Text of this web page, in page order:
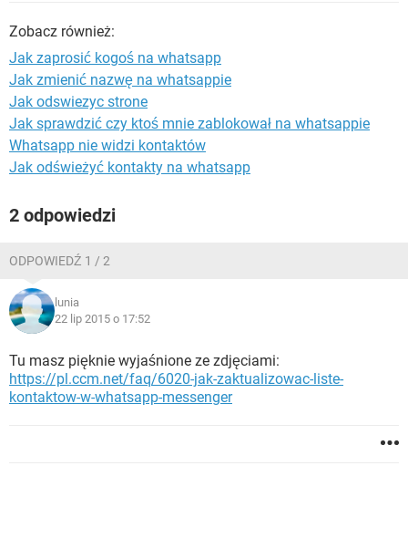
Zobacz również:
Jak zaprosić kogoś na whatsapp
Jak zmienić nazwę na whatsappie
Jak odswiezyc strone
Jak sprawdzić czy ktoś mnie zablokował na whatsappie
Whatsapp nie widzi kontaktów
Jak odświeżyć kontakty na whatsapp
2 odpowiedzi
ODPOWIEDŹ 1 / 2
lunia
22 lip 2015 o 17:52
Tu masz pięknie wyjaśnione ze zdjęciami:
https://pl.ccm.net/faq/6020-jak-zaktualizowac-liste-
kontaktow-w-whatsapp-messenger